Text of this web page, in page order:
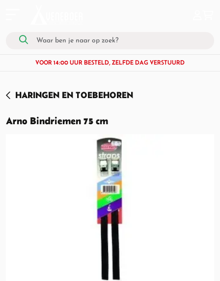
VOOR 14:00 UUR BESTELD, ZELFDE DAG VERSTUURD
HARINGEN EN TOEBEHOREN
Arno Bindriemen 75 cm